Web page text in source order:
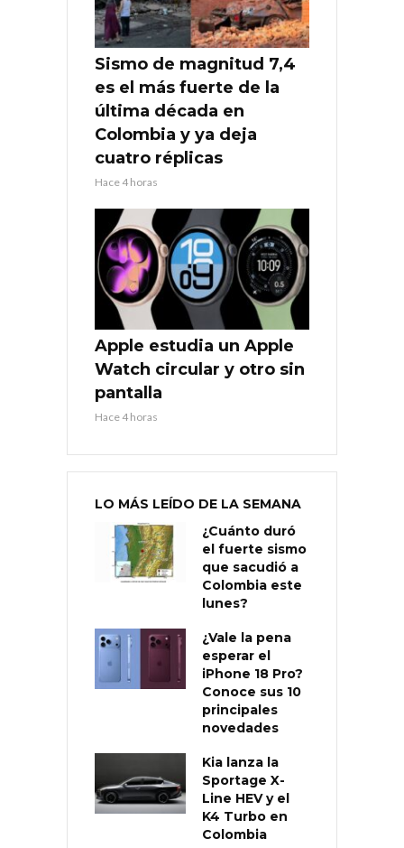
Sismo de magnitud 7,4
es el más fuerte de la
última década en
Colombia y ya deja
cuatro réplicas
Hace 4 horas
Apple estudia un Apple
Watch circular y otro sin
pantalla
Hace 4 horas
LO MÁS LEÍDO DE LA SEMANA
¿Cuánto duró
el fuerte sismo
que sacudió a
Colombia este
lunes?
¿Vale la pena
esperar el
iPhone 18 Pro?
Conoce sus 10
principales
novedades
Kia lanza la
Sportage X-
Line HEV y el
K4 Turbo en
Colombia